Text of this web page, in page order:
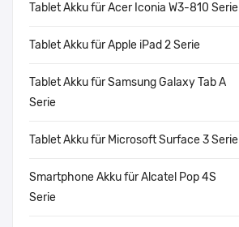
Tablet Akku für Acer Iconia W3-810 Serie
Tablet Akku für Apple iPad 2 Serie
Tablet Akku für Samsung Galaxy Tab A
Serie
Tablet Akku für Microsoft Surface 3 Serie
Smartphone Akku für Alcatel Pop 4S
Serie